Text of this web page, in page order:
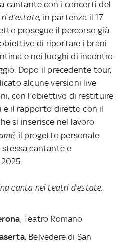
cantante con i concerti del
d’estate, in partenza il 17
prosegue il percorso già
di riportare i brani
e nei luoghi di incontro
Dopo il precedente tour,
alcune versioni live
con l’obiettivo di restituire
e il rapporto diretto con il
si inserisce nel lavoro
, il progetto personale
cantante e
canta nei teatri d'estate:
, Teatro Romano
, Belvedere di San